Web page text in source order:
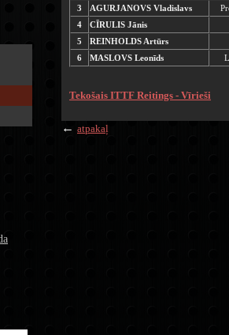
3
AGURJANOVS Vladislavs
4
CĪRULIS Jānis
5
REINHOLDS Artūrs
6
MASLOVS Leonīds
Tekošais ITTF Reitings - Vīrieši
← atpakaļ